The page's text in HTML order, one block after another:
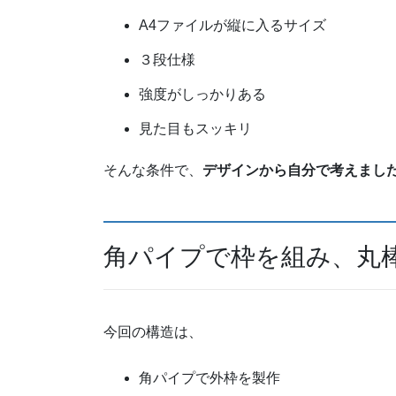
A4ファイルが縦に入るサイズ
３段仕様
強度がしっかりある
見た目もスッキリ
そんな条件で、 デザインから自分で考えました
角パイプで枠を組み、丸
今回の構造は、
角パイプで外枠を製作